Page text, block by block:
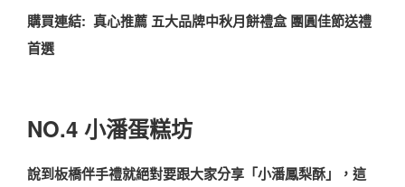
購買連結: 真心推薦 五大品牌中秋月餅禮盒 團圓佳節送禮
首選
NO.4 小潘蛋糕坊
說到板橋伴手禮就絕對要跟大家分享「小潘鳳梨酥」，這